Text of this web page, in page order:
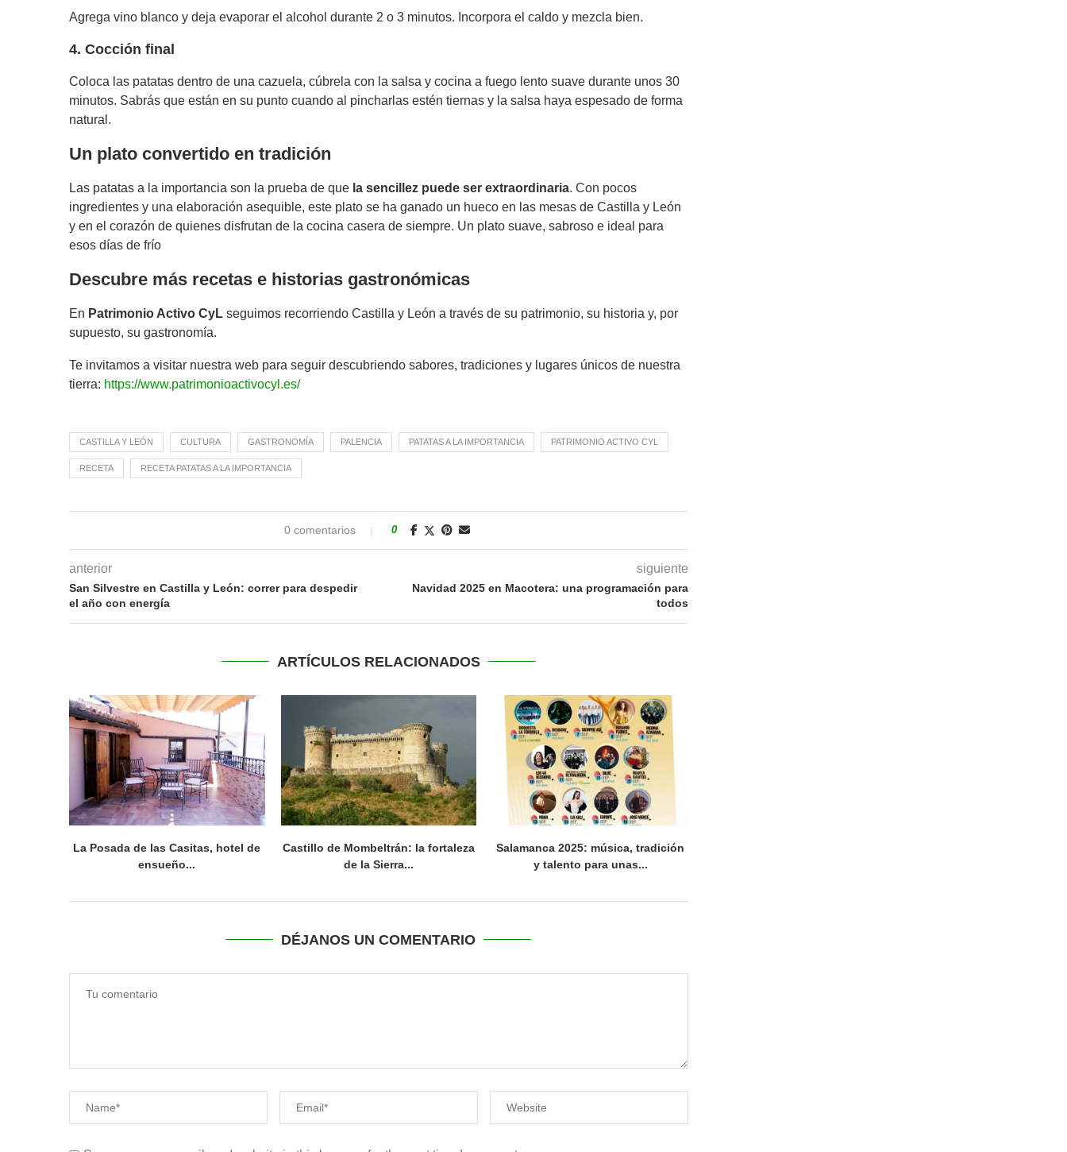
Agrega vino blanco y deja evaporar el alcohol durante 2 o 3 minutos. Incorpora el caldo y mezcla bien.
4. Cocción final
Coloca las patatas dentro de una cazuela, cúbrela con la salsa y cocina a fuego lento suave durante unos 30
minutos. Sabrás que están en su punto cuando al pincharlas estén tiernas y la salsa haya espesado de forma
natural.
Un plato convertido en tradición
Las patatas a la importancia son la prueba de que la sencillez puede ser extraordinaria. Con pocos
ingredientes y una elaboración asequible, este plato se ha ganado un hueco en las mesas de Castilla y León
y en el corazón de quienes disfrutan de la cocina casera de siempre. Un plato suave, sabroso e ideal para
esos días de frío
Descubre más recetas e historias gastronómicas
En Patrimonio Activo CyL seguimos recorriendo Castilla y León a través de su patrimonio, su historia y, por
supuesto, su gastronomía.
Te invitamos a visitar nuestra web para seguir descubriendo sabores, tradiciones y lugares únicos de nuestra
tierra: https://www.patrimonioactivocyl.es/
CASTILLA Y LEÓN CULTURA GASTRONOMÍA PALENCIA PATATAS A LA IMPORTANCIA PATRIMONIO ACTIVO CYL
RECETA RECETA PATATAS A LA IMPORTANCIA
0 comentarios 0
anterior
San Silvestre en Castilla y León: correr para despedir
el año con energía
siguiente
Navidad 2025 en Macotera: una programación para
todos
ARTÍCULOS RELACIONADOS
La Posada de las Casitas, hotel de
ensueño...
Castillo de Mombeltrán: la fortaleza
de la Sierra...
Salamanca 2025: música, tradición
y talento para unas...
DÉJANOS UN COMENTARIO